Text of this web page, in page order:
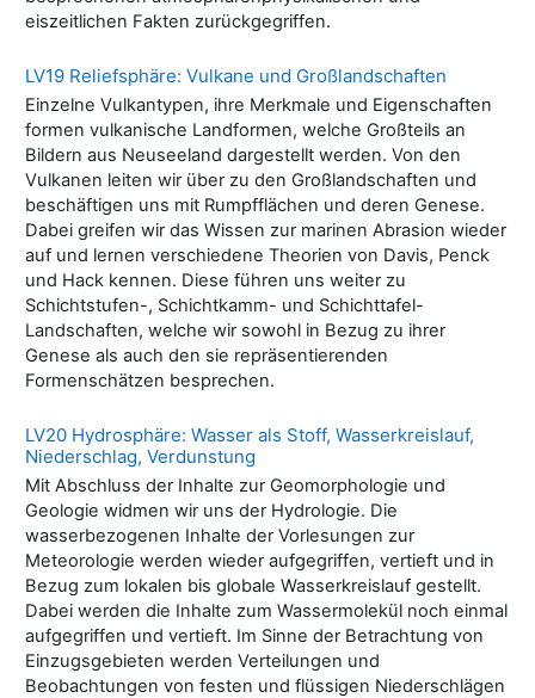
eiszeitlichen Fakten zurückgegriffen.
LV19 Reliefsphäre: Vulkane und Großlandschaften
Einzelne Vulkantypen, ihre Merkmale und Eigenschaften
formen vulkanische Landformen, welche Großteils an
Bildern aus Neuseeland dargestellt werden. Von den
Vulkanen leiten wir über zu den Großlandschaften und
beschäftigen uns mit Rumpfflächen und deren Genese.
Dabei greifen wir das Wissen zur marinen Abrasion wieder
auf und lernen verschiedene Theorien von Davis, Penck
und Hack kennen. Diese führen uns weiter zu
Schichtstufen-, Schichtkamm- und Schichttafel-
Landschaften, welche wir sowohl in Bezug zu ihrer
Genese als auch den sie repräsentierenden
Formenschätzen besprechen.
LV20 Hydrosphäre: Wasser als Stoff, Wasserkreislauf,
Niederschlag, Verdunstung
Mit Abschluss der Inhalte zur Geomorphologie und
Geologie widmen wir uns der Hydrologie. Die
wasserbezogenen Inhalte der Vorlesungen zur
Meteorologie werden wieder aufgegriffen, vertieft und in
Bezug zum lokalen bis globale Wasserkreislauf gestellt.
Dabei werden die Inhalte zum Wassermolekül noch einmal
aufgegriffen und vertieft. Im Sinne der Betrachtung von
Einzugsgebieten werden Verteilungen und
Beobachtungen von festen und flüssigen Niederschlägen